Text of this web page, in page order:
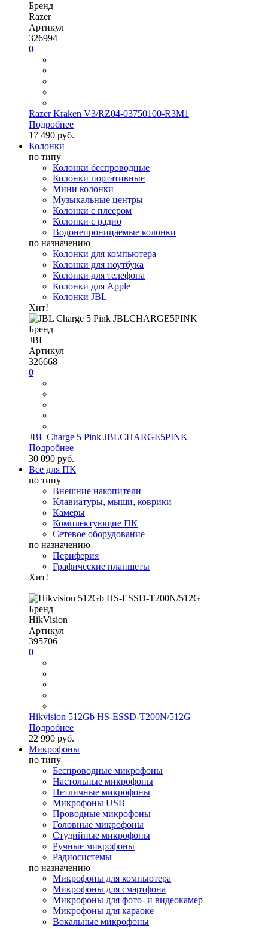
Бренд
Razer
Артикул
326994
0
Razer Kraken V3/RZ04-03750100-R3M1
Подробнее
17 490 руб.
Колонки
по типу
Колонки беспроводные
Колонки портативные
Мини колонки
Музыкальные центры
Колонки с плеером
Колонки с радио
Водонепроницаемые колонки
по назначению
Колонки для компьютера
Колонки для ноутбука
Колонки для телефона
Колонки для Apple
Колонки JBL
Хит!
Бренд
JBL
Артикул
326668
0
JBL Charge 5 Pink JBLCHARGE5PINK
Подробнее
30 090 руб.
Все для ПК
по типу
Внешние накопители
Клавиатуры, мыши, коврики
Камеры
Комплектующие ПК
Сетевое оборудование
по назначению
Периферия
Графические планшеты
Хит!
Бренд
HikVision
Артикул
395706
0
Hikvision 512Gb HS-ESSD-T200N/512G
Подробнее
22 990 руб.
Микрофоны
по типу
Беспроводные микрофоны
Настольные микрофоны
Петличные микрофоны
Микрофоны USB
Проводные микрофоны
Головные микрофоны
Студийные микрофоны
Ручные микрофоны
Радиосистемы
по назначению
Микрофоны для компьютера
Микрофоны для смартфона
Микрофоны для фото- и видеокамер
Микрофоны для караоке
Вокальные микрофоны